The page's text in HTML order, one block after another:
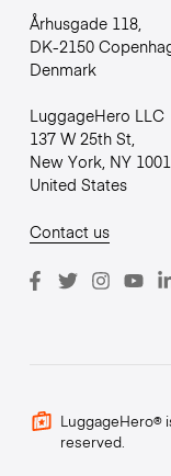
Århusgade 118,
DK-2150
Denmark
LuggageHero LLC
137 W 25th St,
New York, NY
United States
Contact us
LuggageHero®
reserved.